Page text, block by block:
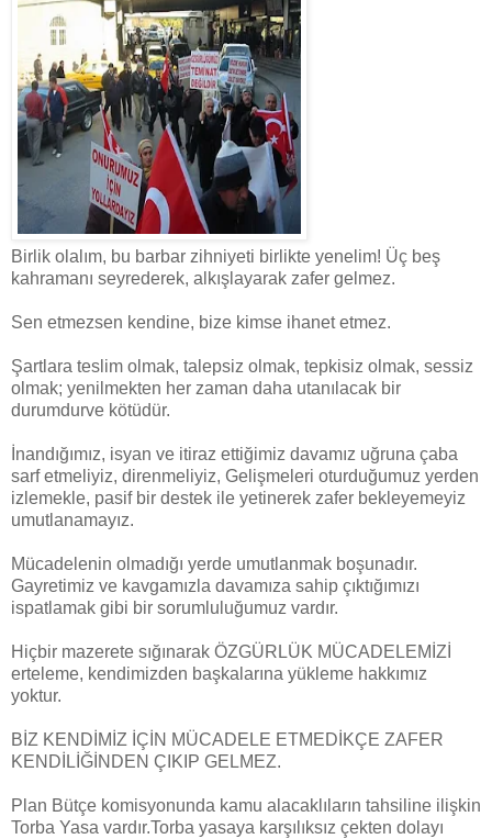
Birlik olalım, bu barbar zihniyeti birlikte yenelim! Üç beş
kahramanı seyrederek, alkışlayarak zafer gelmez.
Sen etmezsen kendine, bize kimse ihanet etmez.
Şartlara teslim olmak, talepsiz olmak, tepkisiz olmak, sessiz
olmak; yenilmekten her zaman daha utanılacak bir
durumdurve kötüdür.
İnandığımız, isyan ve itiraz ettiğimiz davamız uğruna çaba
sarf etmeliyiz, direnmeliyiz, Gelişmeleri oturduğumuz yerden
izlemekle, pasif bir destek ile yetinerek zafer bekleyemeyiz
umutlanamayız.
Mücadelenin olmadığı yerde umutlanmak boşunadır.
Gayretimiz ve kavgamızla davamıza sahip çıktığımızı
ispatlamak gibi bir sorumluluğumuz vardır.
Hiçbir mazerete sığınarak ÖZGÜRLÜK MÜCADELEMİZİ
erteleme, kendimizden başkalarına yükleme hakkımız
yoktur.
BİZ KENDİMİZ İÇİN MÜCADELE ETMEDİKÇE ZAFER
KENDİLİĞİNDEN ÇIKIP GELMEZ.
Plan Bütçe komisyonunda kamu alacaklıların tahsiline ilişkin
Torba Yasa vardır.Torba yasaya karşılıksız çekten dolayı